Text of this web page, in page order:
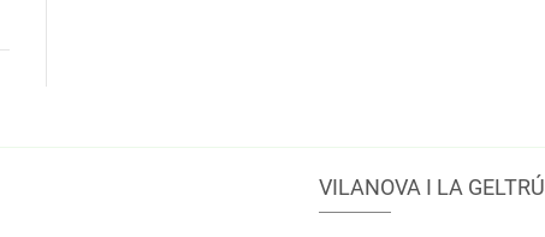
VILANOVA I LA GELTRÚ